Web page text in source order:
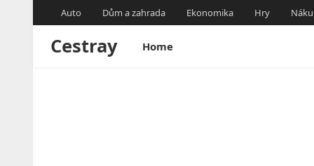
Auto Dům a zahrada Ekonomika Hry
Cestray Home